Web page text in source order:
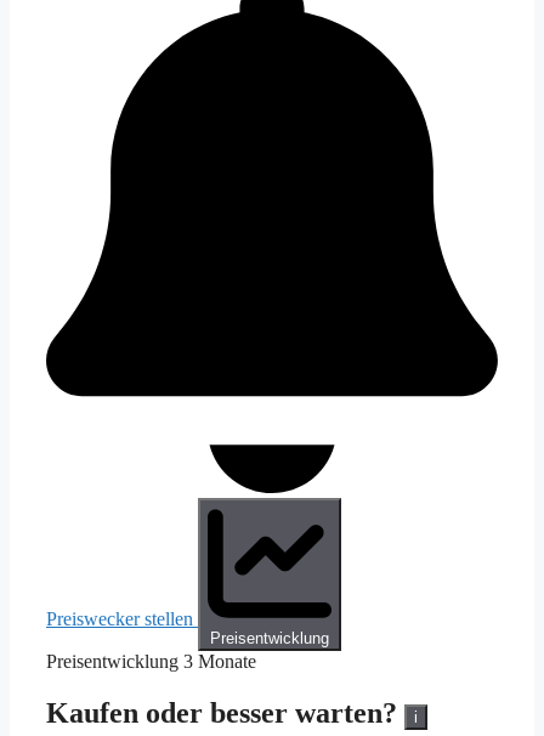
Preiswecker stellen
Preisentwicklung
Preisentwicklung 3 Monate
Kaufen oder besser warten? i